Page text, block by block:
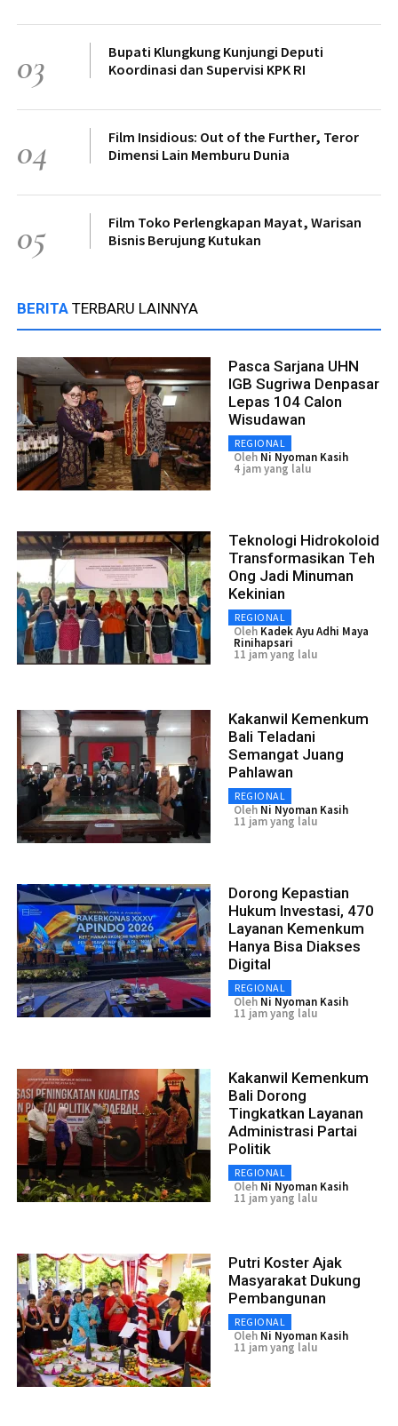
03
Bupati Klungkung Kunjungi Deputi
Koordinasi dan Supervisi KPK RI
04
Film Insidious: Out of the Further, Teror
Dimensi Lain Memburu Dunia
05
Film Toko Perlengkapan Mayat, Warisan
Bisnis Berujung Kutukan
BERITA TERBARU LAINNYA
Pasca Sarjana UHN
IGB Sugriwa Denpasar
Lepas 104 Calon
Wisudawan
REGIONAL
Oleh Ni Nyoman Kasih
4 jam yang lalu
Teknologi Hidrokoloid
Transformasikan Teh
Ong Jadi Minuman
Kekinian
REGIONAL
Oleh Kadek Ayu Adhi Maya
Rinihapsari
11 jam yang lalu
Kakanwil Kemenkum
Bali Teladani
Semangat Juang
Pahlawan
REGIONAL
Oleh Ni Nyoman Kasih
11 jam yang lalu
Dorong Kepastian
Hukum Investasi, 470
Layanan Kemenkum
Hanya Bisa Diakses
Digital
REGIONAL
Oleh Ni Nyoman Kasih
11 jam yang lalu
Kakanwil Kemenkum
Bali Dorong
Tingkatkan Layanan
Administrasi Partai
Politik
REGIONAL
Oleh Ni Nyoman Kasih
11 jam yang lalu
Putri Koster Ajak
Masyarakat Dukung
Pembangunan
REGIONAL
Oleh Ni Nyoman Kasih
11 jam yang lalu